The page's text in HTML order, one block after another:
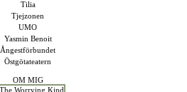
Tilia
Tjejzonen
UMO
Yasmin Benoit
Ångestförbundet
Östgötateatern
OM MIG